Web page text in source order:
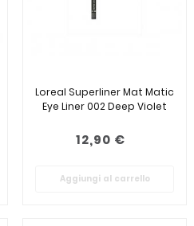
Loreal Superliner Mat Matic
Eye Liner 002 Deep Violet
12,90 €
Aggiungi al carrello